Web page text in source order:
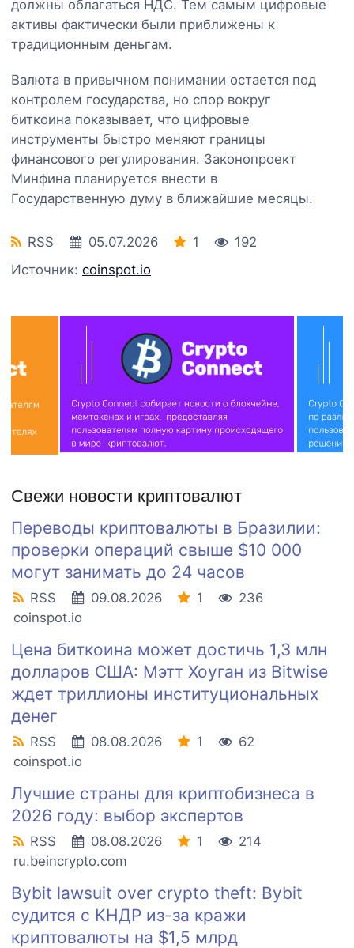
должны облагаться НДС. Тем самым цифровые
активы фактически были приближены к
традиционным деньгам.
Валюта в привычном понимании остается под
контролем государства, но спор вокруг
биткоина показывает, что цифровые
инструменты быстро меняют границы
финансового регулирования. Законопроект
Минфина планируется внести в
Государственную думу в ближайшие месяцы.
RSS 05.07.2026 1
192
Источник: coinspot.io
Свежи новости криптовалют
Переводы криптовалюты в Бразилии:
проверки операций свыше $10 000
могут занимать до 24 часов
RSS 09.08.2026 1
236
coinspot.io
Цена биткоина может достичь 1,3 млн
долларов США: Мэтт Хоуган из Bitwise
ждет триллионы институциональных
денег
RSS 08.08.2026 1
62
coinspot.io
Лучшие страны для криптобизнеса в
2026 году: выбор экспертов
RSS 08.08.2026 1
214
ru.beincrypto.com
Bybit lawsuit over crypto theft: Bybit
судится с КНДР из-за кражи
криптовалюты на $1,5 млрд